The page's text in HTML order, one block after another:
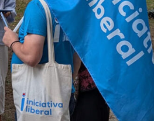
Publicidade
Quero ser Assinante